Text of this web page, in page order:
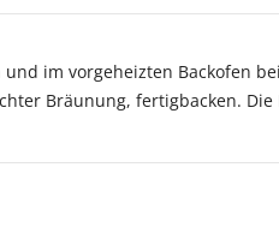
im vorgeheizten Backofen
Bräunung, fertigbacken.